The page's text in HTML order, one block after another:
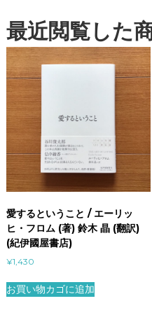
最近閲覧した
愛するということ / エーリッ
ヒ・フロム (著) 鈴木 晶 (翻訳)
(紀伊國屋書店)
¥1,430
お買い物カゴに追加